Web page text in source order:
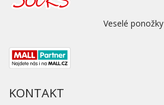
Veselé ponožky
KONTAKT